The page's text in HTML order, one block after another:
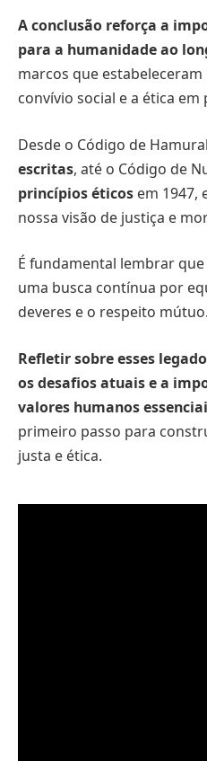
A conclusão reforça a
para a humanidade ao
marcos que
convívio social e a ética em
Desde o Código de
escritas, até o Código de
princípios éticos em 1947,
nossa visão de justiça e
É fundamental lembrar
uma busca contínua por
deveres e o respeito mútuo.
Refletir sobre esses
os desafios atuais e a
valores humanos
primeiro passo para
justa e ética.